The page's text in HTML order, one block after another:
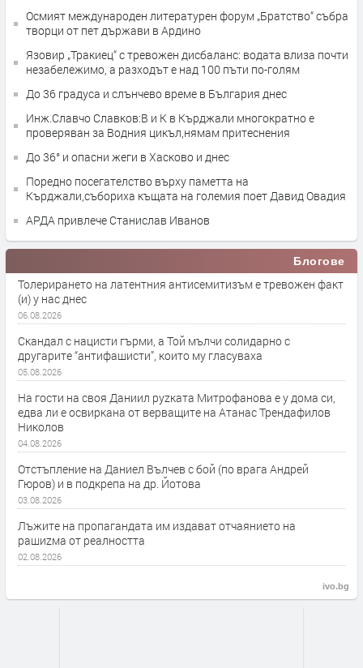
Осмият международен литературен форум „Братство“ събра
творци от пет държави в Ардино
Язовир „Тракиец“ с тревожен дисбаланс: водата влиза почти
незабележимо, а разходът е над 100 пъти по-голям
До 36 градуса и слънчево време в България днес
Инж.Славчо Славков:В и К в Кърджали многократно е
проверяван за Водния цикъл,нямам притеснения
До 36° и опасни жеги в Хасково и днес
Поредно посегателство върху паметта на
Кърджали,събориха къщата на големия поет Давид Овадия
АРДА привлече Станислав Иванов
Блогове
Толерирането на латентния антисемитизъм е тревожен факт
(и) у нас днес
06.08.2026
Скандал с нацисти гърми, а Той мълчи солидарно с
другарите “антифашисти”, които му гласуваха
05.08.2026
На гости на своя Даниил руzката Митрофанова е у дома си,
едва ли е освиркана от верващите на Атанас Трендафилов
Николов
04.08.2026
Отстъпление на Даниел Вълчев с бой (по врага Андрей
Гюров) и в подкрепа на др. Йотова
03.08.2026
Лъжите на пропагандата им издават отчаянието на
рашиzма от реалността
02.08.2026
ivo.bg